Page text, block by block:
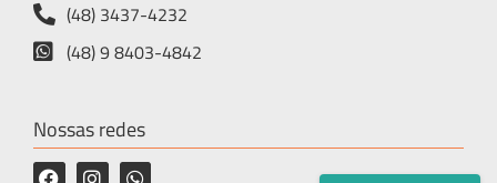
(48) 3437-4232
(48) 9 8403-4842
Nossas redes